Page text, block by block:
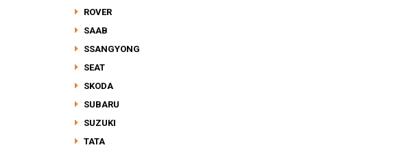
ROVER
SAAB
SSANGYONG
SEAT
SKODA
SUBARU
SUZUKI
TATA